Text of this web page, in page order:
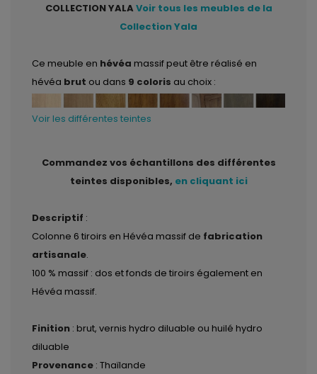
COLLECTION YALA Voir tous les meubles de la
Collection Yala
Ce meuble en hévéa massif peut être réalisé en
hévéa brut ou dans 9 coloris au choix :
Voir les différentes teintes
Commandez vos échantillons des différentes
teintes disponibles, en cliquant ici
Descriptif :
Colonne 6 tiroirs en Hévéa massif de fabrication
artisanale.
100 % massif : dos et fonds de tiroirs également en
Hévéa massif.
Finition : brut, vernis hydro diluable ou huilé hydro
diluable
Provenance : Thaïlande